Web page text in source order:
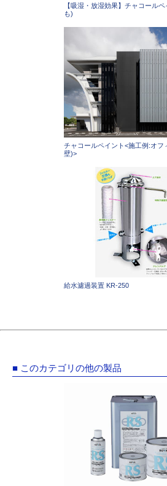
【吸湿・放湿効果】チャコール
も)
チャコールペイント<施工例:オフ
壁)>
給水濾過装置 KR-250
■ このカテゴリの他の製品